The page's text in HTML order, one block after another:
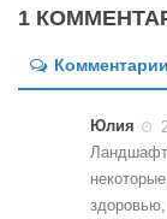
1
Комментарии
Юлия